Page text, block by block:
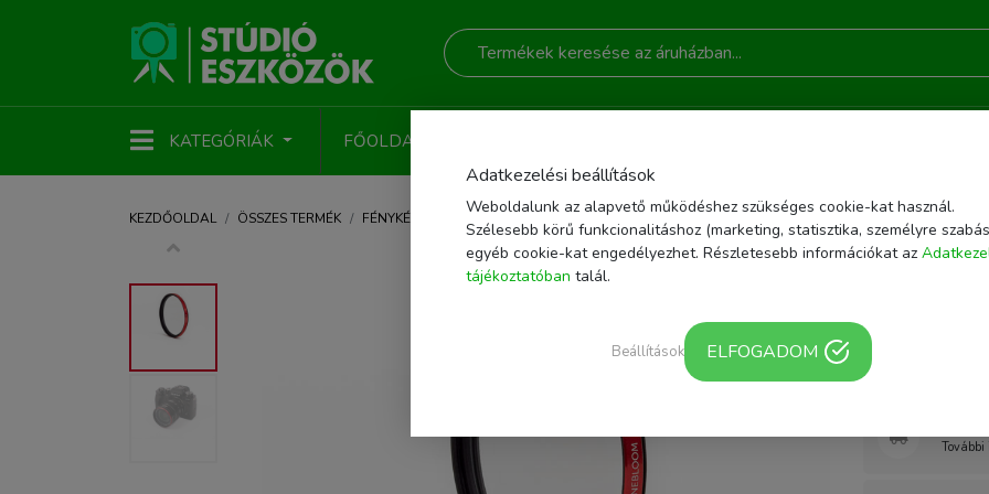
KATEGÓRIÁK FŐOLDAL
KEZDŐOLDAL ÖSSZES TERMÉK FÉNYKÉPEZŐ KIEGÉSZÍTŐK OBJEKTÍV SZŰRŐK MOMENT 52MM CINEBLOOM DIFFUSION FILTER
Cikkszám: 600-
Filter
További
Adatkezelési beállítások
Weboldalunk az alapvető működéshez szükséges cookie-kat használ.
Szélesebb körű funkcionalitáshoz (marketing, statisztika, személyre
egyéb cookie-kat engedélyezhet. Részletesebb információkat az
tájékoztatóban talál.
Beállítások ELFOGADOM